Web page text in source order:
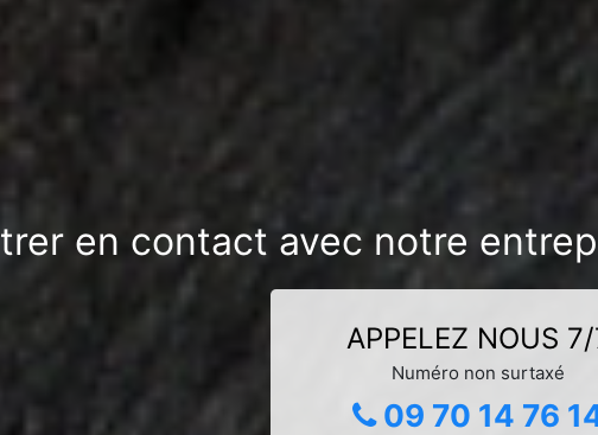
en contact avec notre
APPELEZ NOUS
Numéro non surtaxé
09 70 14 76